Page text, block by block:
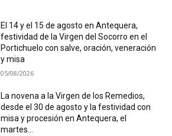
El 14 y el 15 de agosto en Antequera,
festividad de la Virgen del Socorro en el
Portichuelo con salve, oración, veneración
y misa
05/08/2026
La novena a la Virgen de los Remedios,
desde el 30 de agosto y la festividad con
misa y procesión en Antequera, el
martes...